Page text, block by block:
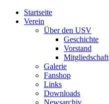
Startseite
Verein
Über den USV
Geschichte
Vorstand
Mitgliedschaft
Galerie
Fanshop
Links
Downloads
Newsarchiv